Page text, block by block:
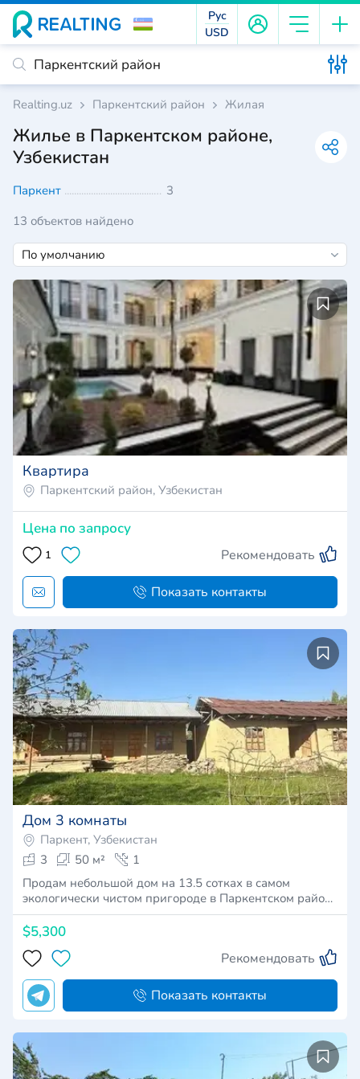
Рус
USD
Realting.uz Паркентский район Жилая
Жилье в Паркентском районе,
Узбекистан
Паркент
3
13 объектов найдено
Квартира
Паркентский район, Узбекистан
Цена по запросу
1 Рекомендовать
Показать контакты
Дом 3 комнаты
Паркент, Узбекистан
3
50 м²
1
Продам небольшой дом на 13.5 сотках в самом
экологически чистом пригороде в Паркентском райо…
$5,300
Рекомендовать
Показать контакты